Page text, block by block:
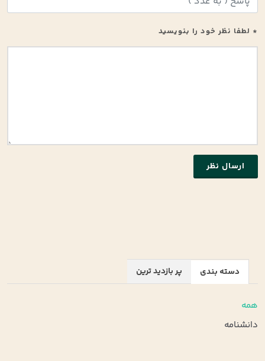
* لطفا نظر خود را بنویسید
ارسال نظر
دسته بندی پر بازدید ترین
همه
دانشنامه